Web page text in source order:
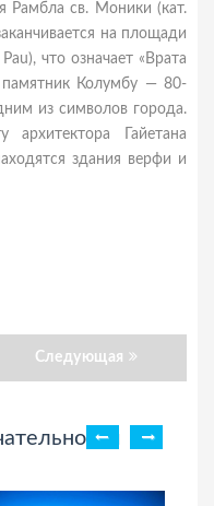
Рамбла св. Моники (кат.
на площади
что означает «Врата
Колумбу — 80-
из символов города.
Гайетана
здания верфи и
Следующая